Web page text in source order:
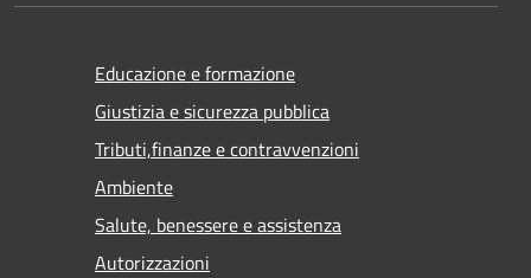
Educazione e formazione
Giustizia e sicurezza pubblica
Tributi,finanze e contravvenzioni
Ambiente
Salute, benessere e assistenza
Autorizzazioni